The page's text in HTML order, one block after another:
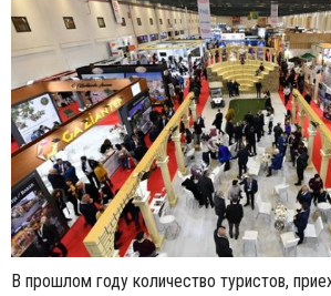
В прошлом году количество туристов,